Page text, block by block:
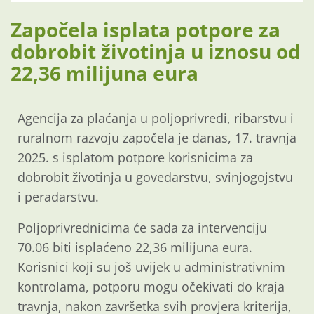
Započela isplata potpore za
dobrobit životinja u iznosu od
22,36 milijuna eura
Agencija za plaćanja u poljoprivredi, ribarstvu i
ruralnom razvoju započela je danas, 17. travnja
2025. s isplatom potpore korisnicima za
dobrobit životinja u govedarstvu, svinjogojstvu
i peradarstvu.
Poljoprivrednicima će sada za intervenciju
70.06 biti isplaćeno 22,36 milijuna eura.
Korisnici koji su još uvijek u administrativnim
kontrolama, potporu mogu očekivati do kraja
travnja, nakon završetka svih provjera kriterija,